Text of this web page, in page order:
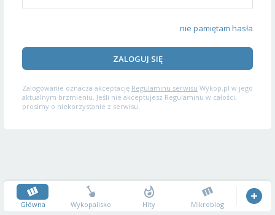
nie pamiętam hasła
ZALOGUJ SIĘ
Zalogowanie oznacza akceptację Regulaminu serwisu Wykop.pl w jego
aktualnym brzmieniu. Jeśli nie akceptujesz Regulaminu w całości,
prosimy o niekorzystanie z serwisu.
Główna Wykopalisko Hity Mikroblog